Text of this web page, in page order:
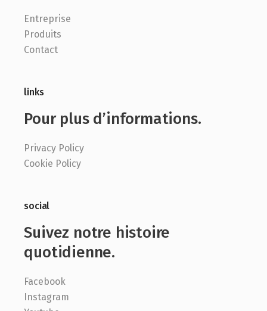
Entreprise
Produits
Contact
links
Pour plus d’informations.
Privacy Policy
Cookie Policy
social
Suivez notre histoire
quotidienne.
Facebook
Instagram